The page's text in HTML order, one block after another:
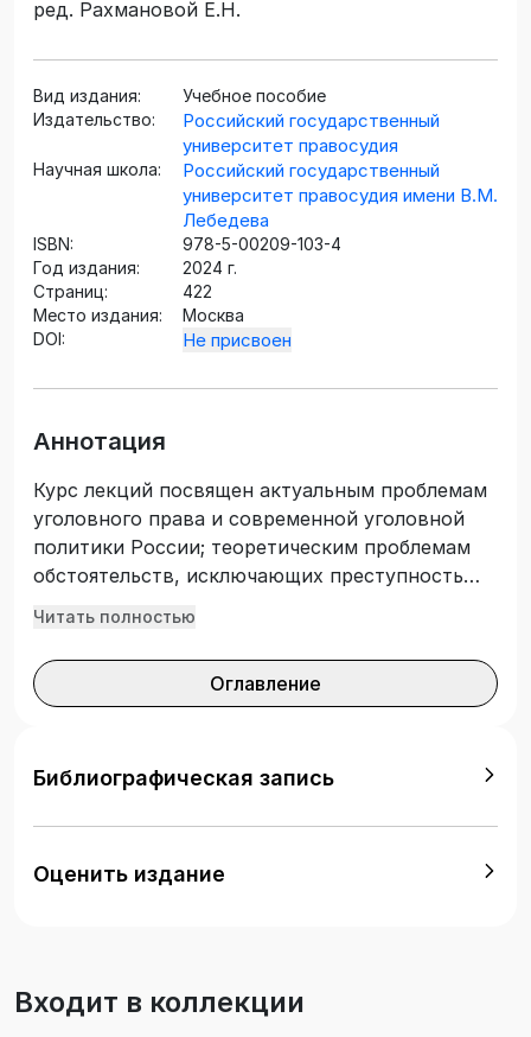
Рахманова Е.Н., Сафонов В.Н.
ред. Рахмановой Е.Н.
Вид издания:
Учебное пособие
Издательство:
Российский государственный
университет правосудия
Научная школа:
Российский государственный
университет правосудия имени В.М.
Лебедева
ISBN:
978-5-00209-103-4
Год издания:
2024 г.
Страниц:
422
Место издания:
Москва
DOI:
Не присвоен
Аннотация
Курс лекций посвящен актуальным проблемам
уголовного права и современной уголовной
политики России; теоретическим проблемам
обстоятельств, исключающих преступность
деяния и практике их реализации;
против личности, собственности и правосудия;
служебным преступлениям; ресоциализации
предупреждения преступности. Предназначен
40.04.01 Юриспруденция (квалификация
(степень) «магистр»), могут быть полезными
для преподавателей и аспирантов
Читать полностью
Оглавление
Библиографическая запись
Оценить издание
Входит в коллекции